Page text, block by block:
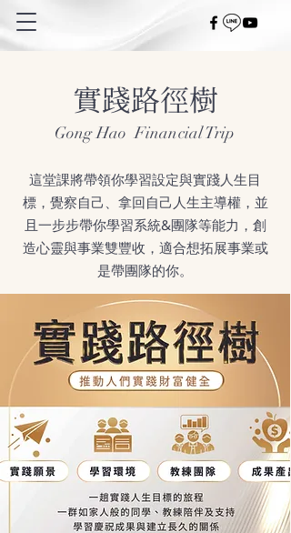
實踐路徑樹
Gong Hao Financial Trip
這堂課將帶領你學習設定與實踐人生目
標，覺察自己、拿回自己人生主導權，並
且一步步帶你學習系統&團隊等能力，創
造心靈與事業雙豐收，適合想拓展事業或
是帶團隊的你。